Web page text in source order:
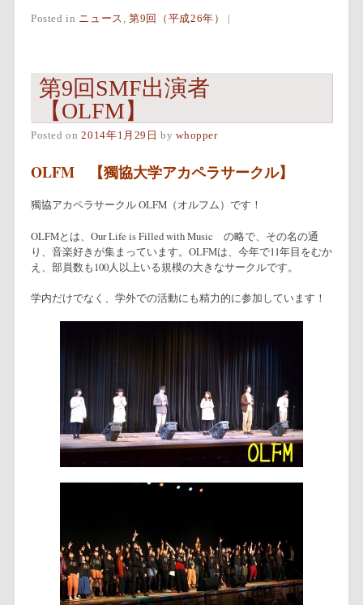
Posted in ニュース ,第9回（平成26年） |
第9回SMF出演者
【OLFM】
Posted on2014年1月29日 bywhopper
OLFM 【獨協大学アカペラサークル】
獨協アカペラサークル OLFM（オルフム）です！
OLFMとは、Our Life is Filled with Music の略で、その名の通
り、音楽好きが集まっています。OLFMは、今年で11年目をむか
え、部員数も100人以上いる規模の大きなサークルです。
学内だけでなく、学外での活動にも精力的に参加しています！